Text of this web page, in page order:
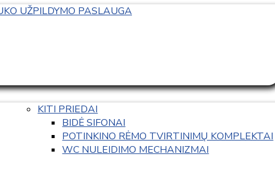
UŽPILDYMO PASLAUGA
KITI PRIEDAI
BIDĖ SIFONAI
POTINKINO RĖMO TVIRTINIMŲ KOMPLEKTAI
WC NULEIDIMO MECHANIZMAI